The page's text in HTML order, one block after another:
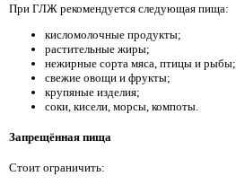
При ГЛЖ рекомендуется следующая пища:
кисломолочные продукты;
растительные жиры;
нежирные сорта мяса, птицы и рыбы;
свежие овощи и фрукты;
крупяные изделия;
соки, кисели, морсы, компоты.
Запрещённая пища
Стоит ограничить: